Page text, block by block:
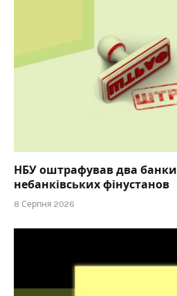
НБУ оштрафував два банки
небанківських фінустанов
8 Серпня 2026